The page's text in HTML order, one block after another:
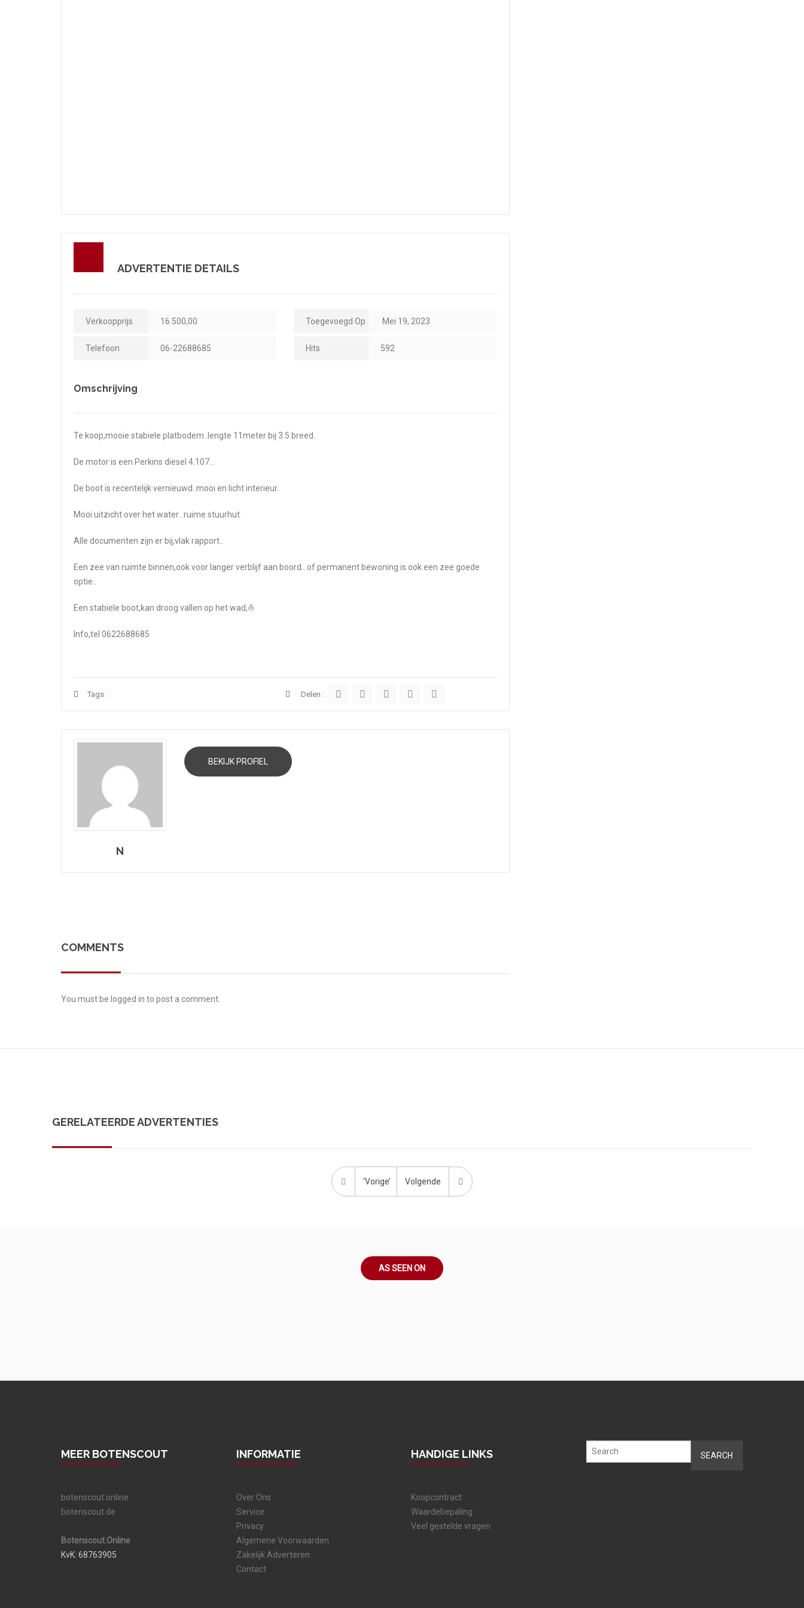
ADVERTENTIE DETAILS
Verkoopprijs 16.500,00 Toegevoegd Op Mei 19, 2023
Telefoon 06-22688685 Hits 592
Omschrijving
Te koop,mooie stabiele platbodem..lengte 11meter bij 3.5 breed..
De motor is een Perkins diesel 4.107…
De boot is recentelijk vernieuwd..mooi en licht interieur..
Mooi uitzicht over het water…ruime stuurhut .
Alle documenten zijn er bij,vlak rapport..
Een zee van ruimte binnen,ook voor langer verblijf aan boord…of permanent bewoning is ook een zee goede
optie..
Een stabiele boot,kan droog vallen op het wad,⛵
Info,tel 0622688685
Tags : Delen :
N
BEKIJK PROFIEL
COMMENTS
You must be logged in to post a comment.
GERELATEERDE ADVERTENTIES
‘Vorige’ Volgende
AS SEEN ON
MEER BOTENSCOUT
botenscout.online
botenscout.de
Botenscout.Online
KvK: 68763905
INFORMATIE
Over Ons
Service
Privacy
Algemene Voorwaarden
Zakelijk Adverteren
Contact
HANDIGE LINKS
Koopcontract
Waardebepaling
Veel gestelde vragen